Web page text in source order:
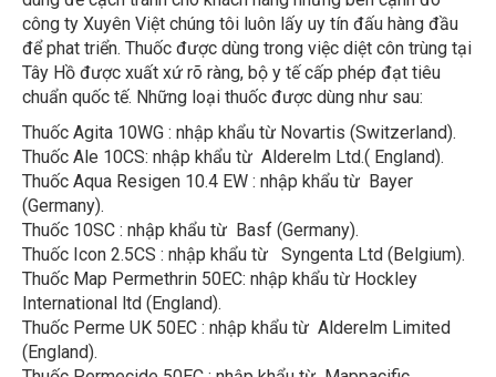
công ty Xuyên Việt chúng tôi luôn lấy uy tín đấu hàng đầu
để phat triển. Thuốc được dùng trong việc diệt côn trùng tại
Tây Hồ được xuất xứ rõ ràng, bộ y tế cấp phép đạt tiêu
chuẩn quốc tế. Những loại thuốc được dùng như sau:
Thuốc Agita 10WG : nhập khẩu từ Novartis (Switzerland).
Thuốc Ale 10CS: nhập khẩu từ Alderelm Ltd.( England).
Thuốc Aqua Resigen 10.4 EW : nhập khẩu từ Bayer
(Germany).
Thuốc 10SC : nhập khẩu từ Basf (Germany).
Thuốc Icon 2.5CS : nhập khẩu từ Syngenta Ltd (Belgium).
Thuốc Map Permethrin 50EC: nhập khẩu từ Hockley
International ltd (England).
Thuốc Perme UK 50EC : nhập khẩu từ Alderelm Limited
(England).
Thuốc Permecide 50EC : nhập khẩu từ Mappacific